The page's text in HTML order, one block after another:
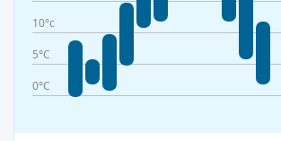
10°c
5°C
0°C